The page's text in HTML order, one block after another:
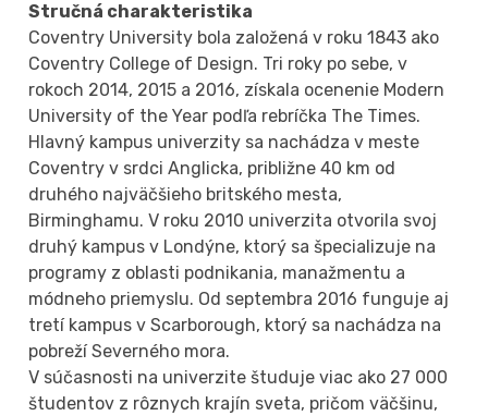
Stručná charakteristika
Coventry University bola založená v roku 1843 ako
Coventry College of Design. Tri roky po sebe, v
rokoch 2014, 2015 a 2016, získala ocenenie Modern
University of the Year podľa rebríčka The Times.
Hlavný kampus univerzity sa nachádza v meste
Coventry v srdci Anglicka, približne 40 km od
druhého najväčšieho britského mesta,
Birminghamu. V roku 2010 univerzita otvorila svoj
druhý kampus v Londýne, ktorý sa špecializuje na
programy z oblasti podnikania, manažmentu a
módneho priemyslu. Od septembra 2016 funguje aj
tretí kampus v Scarborough, ktorý sa nachádza na
pobreží Severného mora.
V súčasnosti na univerzite študuje viac ako 27 000
študentov z rôznych krajín sveta, pričom väčšinu,